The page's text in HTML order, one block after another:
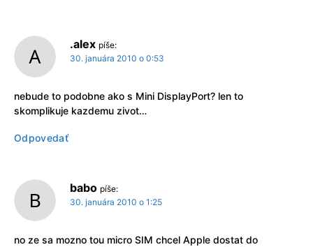
.alex píše:
30. januára 2010 o 0:53
nebude to podobne ako s Mini DisplayPort? len to
skomplikuje kazdemu zivot…
Odpovedať
babo píše:
30. januára 2010 o 1:25
no ze sa mozno tou micro SIM chcel Apple dostat do